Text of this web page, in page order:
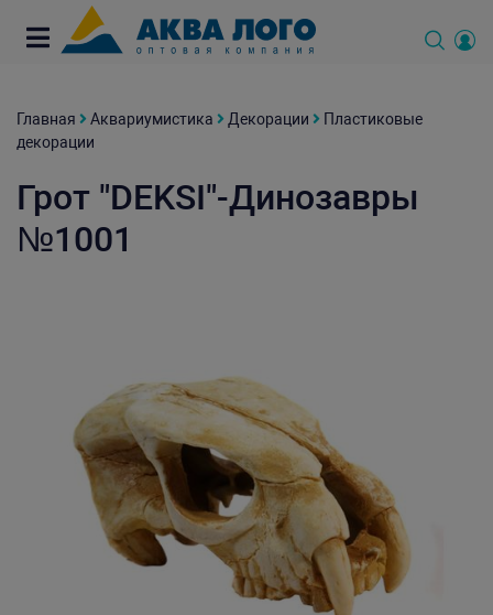
Главная Аквариумистика Декорации
Пластиковые
декорации
Грот "DEKSI"-Динозавры
№1001